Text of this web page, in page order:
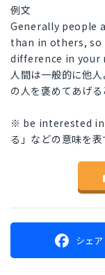
例文
Generally people
than in others, so
difference in your
人間は一般的に他
の人を褒めてあげる
※ be interested in
る」などの意味を表
シェア